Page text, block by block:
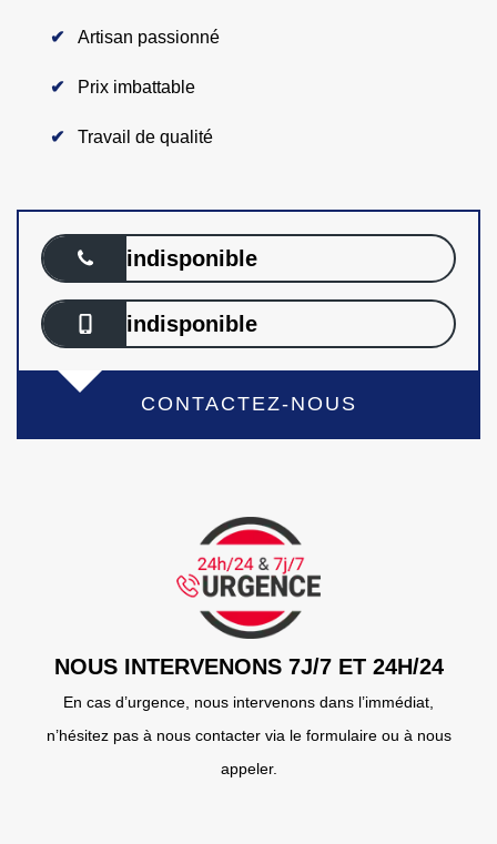
Artisan passionné
Prix imbattable
Travail de qualité
indisponible
indisponible
CONTACTEZ-NOUS
NOUS INTERVENONS 7J/7 ET 24H/24
En cas d’urgence, nous intervenons dans l’immédiat,
n’hésitez pas à nous contacter via le formulaire ou à nous
appeler.